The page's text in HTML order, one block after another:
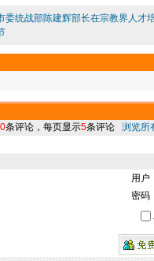
委统战部陈建辉部长在宗教界人才
0条评论，每页显示5条评论 浏览所
用户
密码